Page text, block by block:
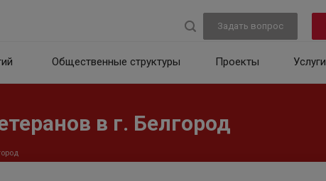
Задать вопрос
Общественные структуры Проекты Услуги
в г. Белгород